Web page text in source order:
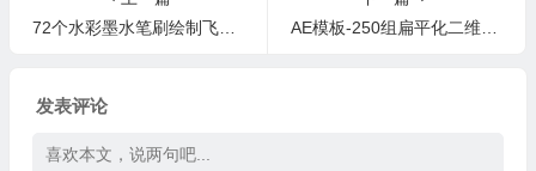
72个水彩墨水笔刷绘制飞溅喷雾元素视频素材
AE模板-250组扁平化二维卡通设计图标动画
发表评论